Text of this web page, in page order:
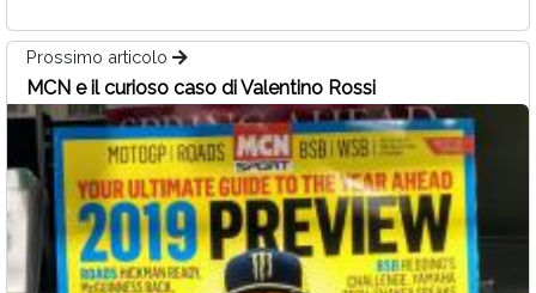
Prossimo articolo
MCN e il curioso caso di Valentino Rossi